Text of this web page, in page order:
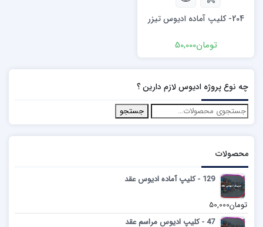
204- کلیپ آماده ادیوس تیزر
تومان50,000
چه نوع پروژه ادیوس لازم دارین ؟
جستجو
محصولات
129 - کلیپ آماده ادیوس عقد
تومان50,000
47 - کلیپ ادیوس مراسم عقد